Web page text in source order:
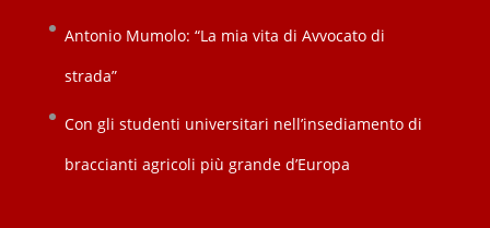
Antonio Mumolo: “La mia vita di Avvocato di
strada”
Con gli studenti universitari nell’insediamento di
braccianti agricoli più grande d’Europa